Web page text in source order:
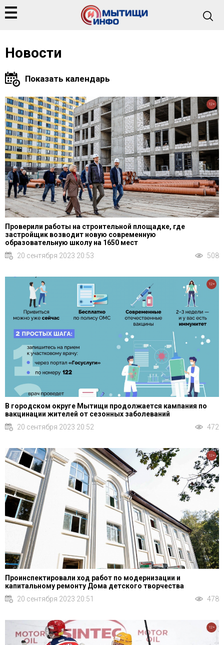
Новости
Проверили работы на строительной площадке, где
застройщик возводит новую современную
образовательную школу на 1650 мест
20 сентября 2023 20:53
508
12+
В городском округе Мытищи продолжается кампания по
вакцинации жителей от сезонных заболеваний
20 сентября 2023 20:52
472
12+
Проинспектировали ход работ по модернизации и
капитальному ремонту Дома детского творчества
20 сентября 2023 20:51
478
12+
12+